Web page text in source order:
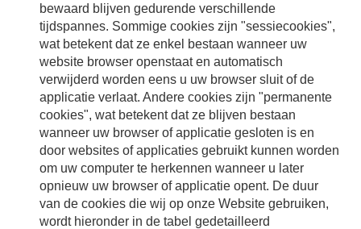
bewaard blijven gedurende verschillende
tijdspannes. Sommige cookies zijn "sessiecookies",
wat betekent dat ze enkel bestaan wanneer uw
website browser openstaat en automatisch
verwijderd worden eens u uw browser sluit of de
applicatie verlaat. Andere cookies zijn "permanente
cookies", wat betekent dat ze blijven bestaan
wanneer uw browser of applicatie gesloten is en
door websites of applicaties gebruikt kunnen worden
om uw computer te herkennen wanneer u later
opnieuw uw browser of applicatie opent. De duur
van de cookies die wij op onze Website gebruiken,
wordt hieronder in de tabel gedetailleerd